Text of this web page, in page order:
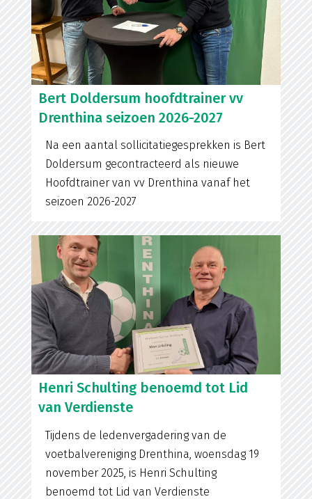
Bert Doldersum hoofdtrainer vv
Drenthina seizoen 2026-2027
Na een aantal sollicitatiegesprekken is Bert
Doldersum gecontracteerd als nieuwe
Hoofdtrainer van vv Drenthina vanaf het
seizoen 2026-2027
Henri Schulting benoemd tot Lid
van Verdienste
Tijdens de ledenvergadering van de
voetbalvereniging Drenthina, woensdag 19
november 2025, is Henri Schulting
benoemd tot Lid van Verdienste